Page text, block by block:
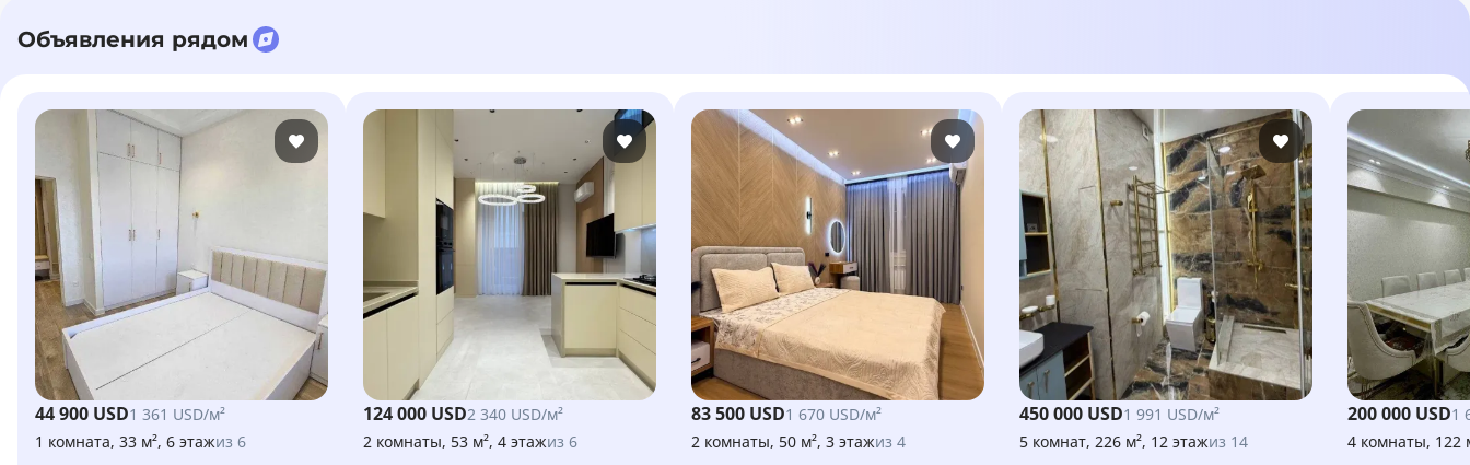
Объявления рядом
44 900 USD1 361 USD/м²
1 комната, 33 м², 6 этажиз 6
124 000 USD2 340 USD/м²
2 комнаты, 53 м², 4 этажиз 6
83 500 USD1 670 USD/м²
2 комнаты, 50 м², 3 этажиз 4
450 000 USD1 991 USD/м²
5 комнат, 226 м², 12 этажиз 14
200 000 USD1
4 комнаты, 122